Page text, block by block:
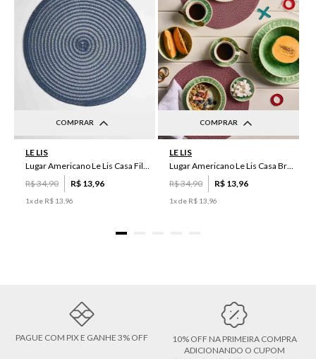
COMPRAR
LE LIS
Lugar Americano Le Lis Casa Filipa
R$34,90 R$ 13 96
1x de R$ 13 96
COMPRAR
LE LIS
Lugar Americano Le Lis Casa Brenda
R$34,90 R$ 13 96
1x de R$ 13 96
PAGUE COM PIX E GANHE 3% OFF
10% OFF NA PRIMEIRA COMPRA
ADICIONANDO O CUPOM